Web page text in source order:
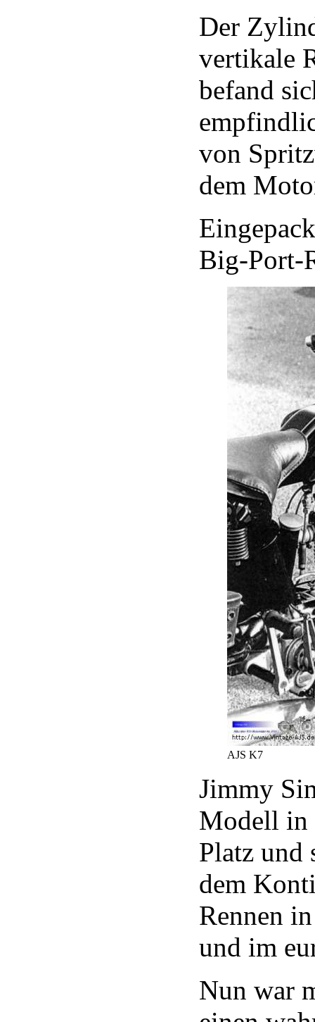
Der
vertikale
befand
von
dem
Big-Port-
AJS K7
Jimmy
Modell in
Platz und
dem
Rennen
und im
Nun war